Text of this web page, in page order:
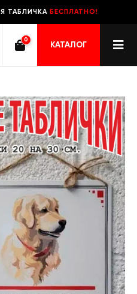
ТАБЛИЧКА БЕСПЛАТНО!
0
КАТАЛОГ